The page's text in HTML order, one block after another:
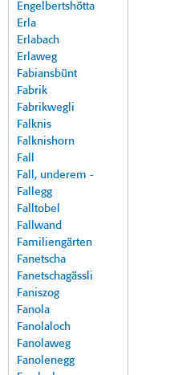
Engelbertshötta
Erla
Erlabach
Erlaweg
Fabiansbünt
Fabrik
Fabrikwegli
Falknis
Falknishorn
Fall
Fall, underem -
Fallegg
Falltobel
Fallwand
Familiengärten
Fanetscha
Fanetschagässli
Faniszog
Fanola
Fanolaloch
Fanolaweg
Fanolenegg